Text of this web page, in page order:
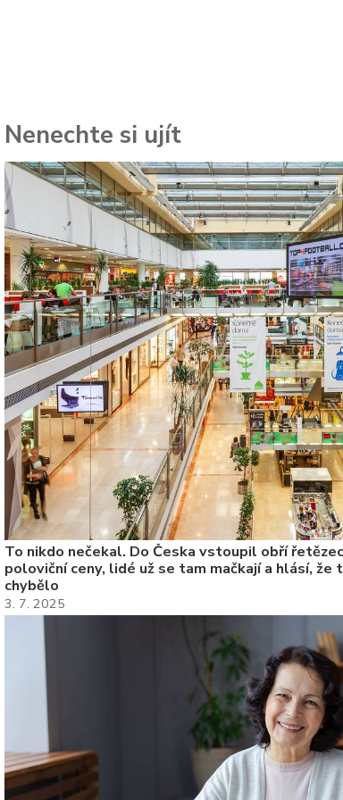
Nenechte si ujít
To nikdo nečekal. Do Česka vstoupil obří
poloviční ceny, lidé už se tam mačkají a hlásí,
chybělo
3. 7. 2025